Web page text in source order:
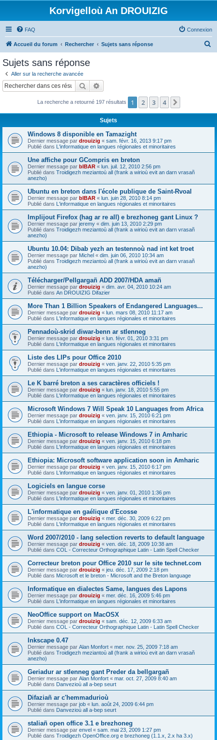
Korvigelloù An DROUIZIG
FAQ Connexion
Accueil du forum Rechercher Sujets sans réponse
c
Sujets sans réponse
Aller sur la recherche avancée
Rechercher
La recherche a retourné 197 résultats 1 2 3 4
Sujets
Windows 8 disponible en Tamazight
Dernier message par drouizig « sam. févr. 16, 2013 9:17 pm
Publié dans L'informatique en langues régionales et minoritaires
Une affiche pour GCompris en breton
Dernier message par bIBAR « lun. juil. 12, 2010 2:56 pm
Publié dans Troidigezh meziantoù all (frank a wirioù evit an darn vrasañ
anezho)
Ubuntu en breton dans l'école publique de Saint-Rvoal
Dernier message par bIBAR « lun. juin 28, 2010 8:14 pm
Publié dans L'informatique en langues régionales et minoritaires
Implijout Firefox (hag ar re all) e brezhoneg gant Linux ?
Dernier message par jeremy « dim. juin 13, 2010 2:29 pm
Publié dans Troidigezh meziantoù all (frank a wirioù evit an darn vrasañ
anezho)
Ubuntu 10.04: Dibab yezh an testennoù nad int ket troet
Dernier message par Michel « dim. juin 06, 2010 10:34 am
Publié dans Troidigezh meziantoù all (frank a wirioù evit an darn vrasañ
anezho)
Télécharger/Pellgargañ ADD 2007/HDA amañ
Dernier message par drouizig « dim. avr. 04, 2010 10:24 am
Publié dans An DROUIZIG Difazier
More Than 1 Billion Speakers of Endangered Languages...
Dernier message par drouizig « lun. mars 08, 2010 11:17 am
Publié dans L'informatique en langues régionales et minoritaires
Pennadoù-skrid diwar-benn ar stlenneg
Dernier message par drouizig « lun. févr. 01, 2010 3:31 pm
Publié dans L'informatique en langues régionales et minoritaires
Liste des LIPs pour Office 2010
Dernier message par drouizig « ven. janv. 22, 2010 5:35 pm
Publié dans L'informatique en langues régionales et minoritaires
Le K barré breton a ses caractères officiels !
Dernier message par drouizig « lun. janv. 18, 2010 5:55 pm
Publié dans L'informatique en langues régionales et minoritaires
Microsoft Windows 7 Will Speak 10 Languages from Africa
Dernier message par drouizig « ven. janv. 15, 2010 6:21 pm
Publié dans L'informatique en langues régionales et minoritaires
Ethiopia - Microsoft to release Windows 7 in Amharic
Dernier message par drouizig « ven. janv. 15, 2010 6:18 pm
Publié dans L'informatique en langues régionales et minoritaires
Ethiopia: Microsoft software application soon in Amharic
Dernier message par drouizig « ven. janv. 15, 2010 6:17 pm
Publié dans L'informatique en langues régionales et minoritaires
Logiciels en langue corse
Dernier message par drouizig « ven. janv. 01, 2010 1:36 pm
Publié dans L'informatique en langues régionales et minoritaires
L'informatique en gaélique d'Ecosse
Dernier message par drouizig « mer. déc. 30, 2009 6:22 pm
Publié dans L'informatique en langues régionales et minoritaires
Word 2007/2010 - lang selection reverts to default language
Dernier message par drouizig « ven. déc. 18, 2009 10:38 am
Publié dans COL - Correcteur Orthographique Latin - Latin Spell Checker
Correcteur breton pour Office 2010 sur le site technet.com
Dernier message par drouizig « jeu. déc. 17, 2009 2:18 pm
Publié dans Microsoft et le breton - Microsoft and the Breton language
Informatique en dialectes Same, langues des Lapons
Dernier message par drouizig « mer. déc. 16, 2009 5:46 pm
Publié dans L'informatique en langues régionales et minoritaires
NeoOffice support on MacOSX
Dernier message par drouizig « sam. déc. 12, 2009 6:33 am
Publié dans COL - Correcteur Orthographique Latin - Latin Spell Checker
Inkscape 0.47
Dernier message par Alan Monfort « mer. nov. 25, 2009 7:18 am
Publié dans Troidigezh meziantoù all (frank a wirioù evit an darn vrasañ
anezho)
Geriadur ar stlenneg gant Preder da bellgargañ
Dernier message par Alan Monfort « mar. oct. 27, 2009 8:40 am
Publié dans Danvezioù all a-bep seurt
Difaziañ ar c'hemmadurioù
Dernier message par job « lun. août 24, 2009 6:44 pm
Publié dans Danvezioù all a-bep seurt
staliañ open office 3.1 e brezhoneg
Dernier message par envel « sam. mai 23, 2009 1:27 pm
Publié dans Troidigezh OpenOffice.org e brezhoneg (1.1.x, 2.x ha 3.x)